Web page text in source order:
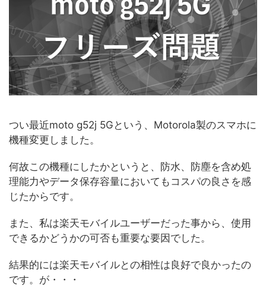
つい最近moto g52j 5Gという、Motorola製のスマホに
機種変更しました。
何故この機種にしたかというと、防水、防塵を含め処
理能力やデータ保存容量においてもコスパの良さを感
じたからです。
また、私は楽天モバイルユーザーだった事から、使用
できるかどうかの可否も重要な要因でした。
結果的には楽天モバイルとの相性は良好で良かったの
です。が・・・